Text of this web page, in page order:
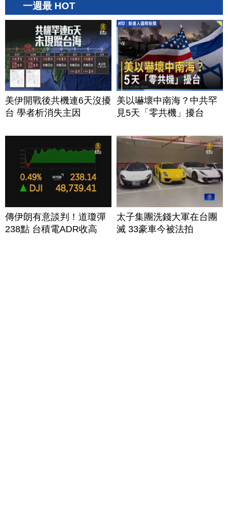
一週最 HOT
美伊開戰後共機連6天沒擾
台 學者析消失主因
美以嚇壞中南海？中共罕
見5天「零共機」擾台
傳伊朗有意談判！道瓊彈
238點 台積電ADR收高
太子集團洗錢大軍在台團
滅 33豪車今被法拍